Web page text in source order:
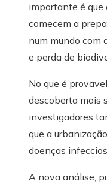
importante é que
comecem a
num mundo com
e perda de
No que é
descoberta mais
investigadores
que a
doenças
A nova análise,